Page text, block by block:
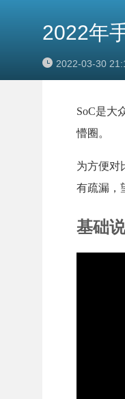
2022年
2022-03-30
SoC是大
懵圈。
为方便对
有疏漏，
基础